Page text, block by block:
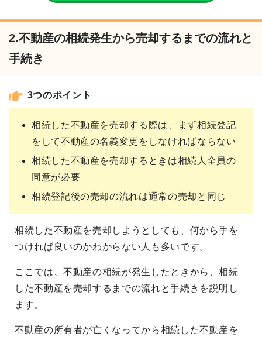
2.不動産の相続発生から売却するまでの流れと
手続き
3つのポイント
相続した不動産を売却する際は、まず相続登記
をして不動産の名義変更をしなければならない
相続した不動産を売却するときは相続人全員の
同意が必要
相続登記後の売却の流れは通常の売却と同じ
相続した不動産を売却しようとしても、何から手を
つければ良いのかわからない人も多いです。
ここでは、不動産の相続が発生したときから、相続
した不動産を売却するまでの流れと手続きを説明し
ます。
不動産の所有者が亡くなってから相続した不動産を